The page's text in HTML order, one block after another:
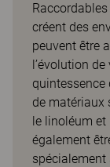
créent des
peuvent être
l’évolution
quintessence
de matériaux
le linoléum et
également